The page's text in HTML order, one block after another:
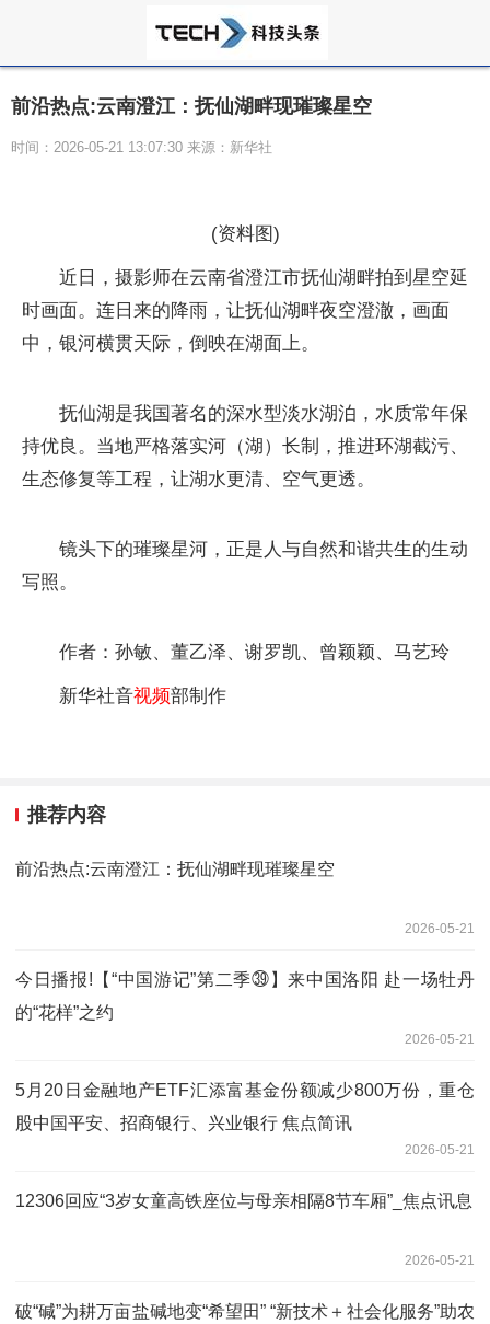
前沿热点:云南澄江：抚仙湖畔现璀璨星空
时间：2026-05-21 13:07:30 来源：新华社
(资料图)
近日，摄影师在云南省澄江市抚仙湖畔拍到星空延
时画面。连日来的降雨，让抚仙湖畔夜空澄澈，画面
中，银河横贯天际，倒映在湖面上。
抚仙湖是我国著名的深水型淡水湖泊，水质常年保
持优良。当地严格落实河（湖）长制，推进环湖截污、
生态修复等工程，让湖水更清、空气更透。
镜头下的璀璨星河，正是人与自然和谐共生的生动
写照。
作者：孙敏、董乙泽、谢罗凯、曾颖颖、马艺玲
新华社音视频部制作
推荐内容
前沿热点:云南澄江：抚仙湖畔现璀璨星空
2026-05-21
今日播报!【“中国游记”第二季㊴】来中国洛阳 赴一场牡丹
的“花样”之约
2026-05-21
5月20日金融地产ETF汇添富基金份额减少800万份，重仓
股中国平安、招商银行、兴业银行 焦点简讯
2026-05-21
12306回应“3岁女童高铁座位与母亲相隔8节车厢”_焦点讯息
2026-05-21
破“碱”为耕万亩盐碱地变“希望田” “新技术＋社会化服务”助农